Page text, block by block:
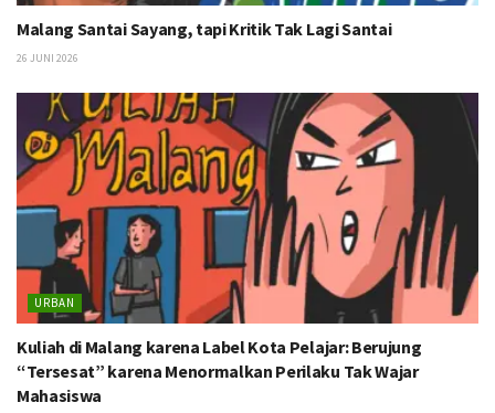
Malang Santai Sayang, tapi Kritik Tak Lagi Santai
26 JUNI 2026
URBAN
Kuliah di Malang karena Label Kota Pelajar: Berujung
“Tersesat” karena Menormalkan Perilaku Tak Wajar
Mahasiswa